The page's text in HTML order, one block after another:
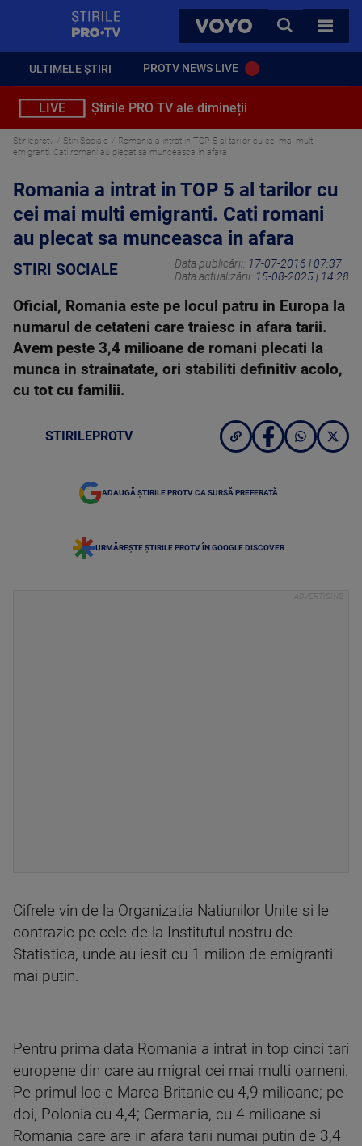
VOYO
CAUTA
TOATE
ULTIMELE ȘTIRI PROTV NEWS LIVE
LIVE Știrile PRO TV ale dimineții
Stirileprotv Stiri Sociale
Romania a intrat in TOP 5 al tarilor cu cei mai multi
emigranti. Cati romani au plecat sa munceasca in afara
Romania a intrat in TOP 5 al tarilor cu
cei mai multi emigranti. Cati romani
au plecat sa munceasca in afara
STIRI SOCIALE Data publicării: 17-07-2016 | 07:37
Data actualizării: 15-08-2025 | 14:28
Oficial, Romania este pe locul patru in Europa la
numarul de cetateni care traiesc in afara tarii.
Avem peste 3,4 milioane de romani plecati la
munca in strainatate, ori stabiliti definitiv acolo,
cu tot cu familii.
STIRILEPROTV
ADAUGĂ ȘTIRILE PROTV CA SURSĂ PREFERATĂ
URMĂREȘTE ȘTIRILE PROTV ÎN GOOGLE DISCOVER
Cifrele vin de la Organizatia Natiunilor Unite si le
contrazic pe cele de la Institutul nostru de
Statistica, unde au iesit cu 1 milion de emigranti
mai putin.
Pentru prima data Romania a intrat in top cinci tari
europene din care au migrat cei mai multi oameni.
Pe primul loc e Marea Britanie cu 4,9 milioane; pe
doi, Polonia cu 4,4; Germania, cu 4 milioane si
Romania care are in afara tarii numai putin de 3,4